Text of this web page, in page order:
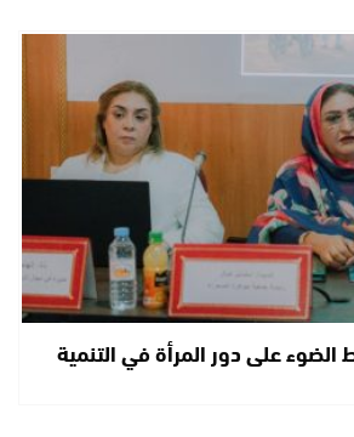
على دور المرأة في التنمية